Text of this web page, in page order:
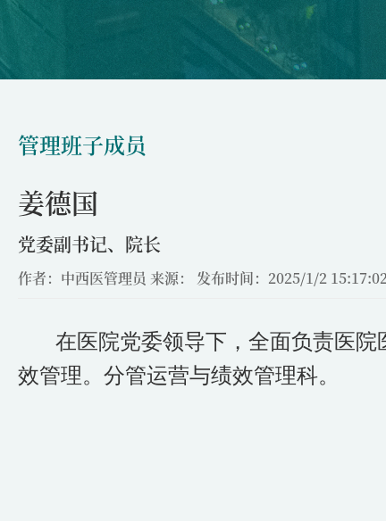
管理班子成员
姜德国
党委副书记、院长
作者：中西医管理员 来源： 发布时间：2025/1/2
在医院党委领导下，全面负责医
效管理。分管运营与绩效管理科。